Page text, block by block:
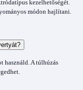
kezelhetőségét.
módon hajlítani.
használd. A túlhúzás